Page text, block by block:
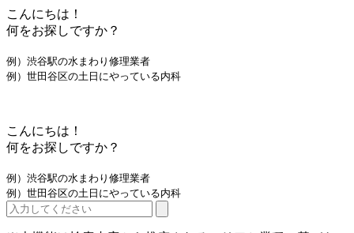
こんにちは！
何をお探しですか？
例）渋谷駅の水まわり修理業者
例）世田谷区の土日にやっている内科
こんにちは！
何をお探しですか？
例）渋谷駅の水まわり修理業者
例）世田谷区の土日にやっている内科